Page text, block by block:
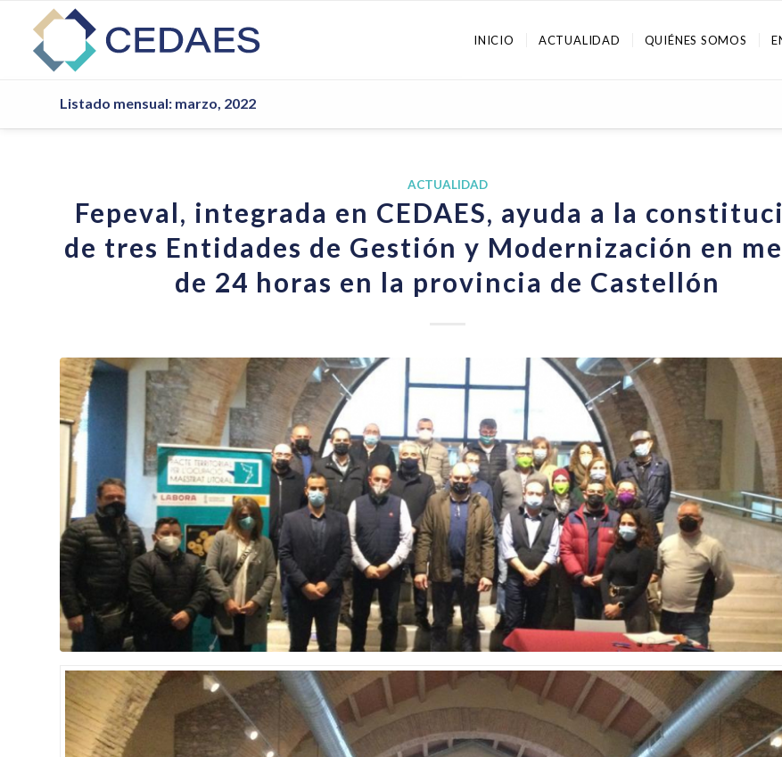
INICIO ACTUALIDAD QUIÉNES SOMOS
Listado mensual: marzo, 2022
ACTUALIDAD
Fepeval, integrada en CEDAES, ayuda a la
de tres Entidades de Gestión y Modernización en
de 24 horas en la provincia de Castellón